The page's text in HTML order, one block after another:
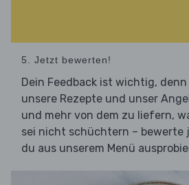
5. Jetzt bewerten!
Dein Feedback ist wichtig,
unsere Rezepte und unser
und mehr von dem zu liefern,
sei nicht schüchtern – bewerte
du aus unserem Menü